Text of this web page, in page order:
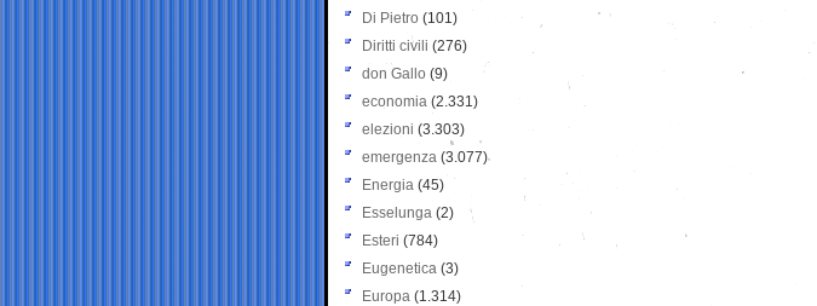
Di Pietro (101)
Diritti civili (276)
don Gallo (9)
economia (2.331)
elezioni (3.303)
emergenza (3.077)
Energia (45)
Esselunga (2)
Esteri (784)
Eugenetica (3)
Europa (1.314)